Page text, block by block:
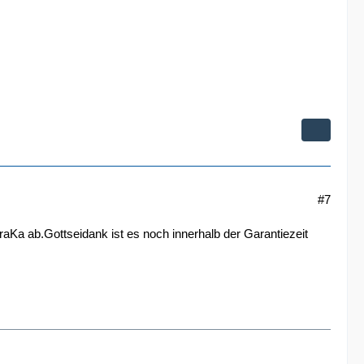
#7
ab.Gottseidank ist es noch innerhalb der Garantiezeit